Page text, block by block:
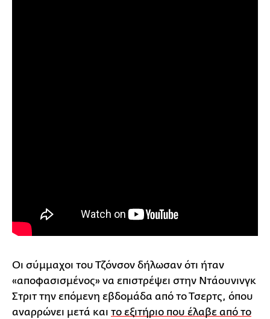
Οι σύμμαχοι του Τζόνσον δήλωσαν ότι ήταν
«αποφασισμένος» να επιστρέψει στην Ντάουνινγκ
Στριτ την επόμενη εβδομάδα από το Τσερτς, όπου
αναρρώνει μετά και το εξιτήριο που έλαβε από το